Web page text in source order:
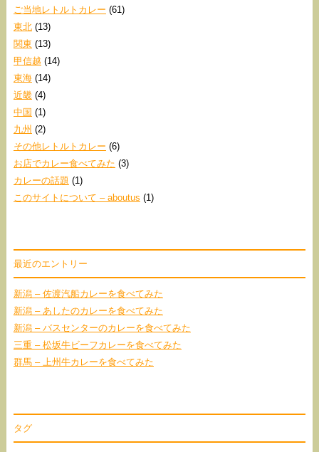
ご当地レトルトカレー (61)
東北(13)
関東 (13)
甲信越 (14)
東海(14)
近畿(4)
中国 (1)
九州 (2)
その他レトルトカレー (6)
お店でカレー食べてみた (3)
カレーの話題 (1)
このサイトについて – aboutus (1)
最近のエントリー
新潟 – 佐渡汽船カレーを食べてみた
新潟 – あしたのカレーを食べてみた
新潟 – バスセンターのカレーを食べてみた
三重 – 松坂牛ビーフカレーを食べてみた
群馬 – 上州牛カレーを食べてみた
タグ